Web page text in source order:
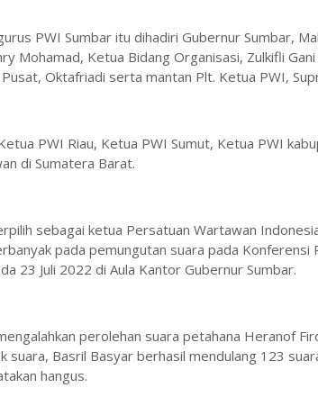
PWI Sumbar itu dihadiri Gubernur Sumbar,
Mohamad, Ketua Bidang Organisasi, Zulkifli
Oktafriadi serta mantan Plt. Ketua PWI,
PWI Riau, Ketua PWI Sumut, Ketua PWI
di Sumatera Barat.
sebagai ketua Persatuan Wartawan
pada pemungutan suara pada
23 Juli 2022 di Aula Kantor Gubernur Sumbar.
perolehan suara petahana Heranof
suara, Basril Basyar berhasil mendulang 123
hangus.